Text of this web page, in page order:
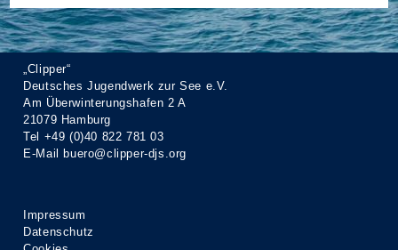
EINEN
WUNDERBAREN
TAG!
„Clipper“
Deutsches Jugendwerk zur See e.V.
Am Überwinterungshafen 2 A
21079 Hamburg
Tel +49 (0)40 822 781 03
E-Mail
buero@clipper-djs.org
Impressum
Datenschutz